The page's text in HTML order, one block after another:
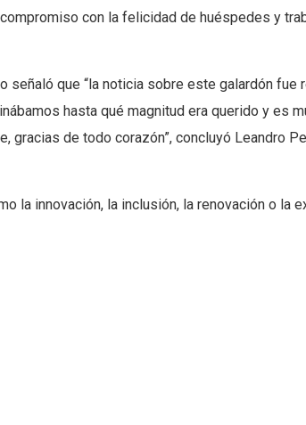
con la felicidad de huéspedes y
señaló que “la noticia sobre este galardón fue
hasta qué magnitud era querido y es
de todo corazón”, concluyó Leandro
la innovación, la inclusión, la renovación o la